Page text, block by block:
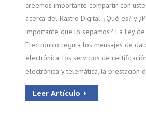
creemos importante compartir con
acerca del Rastro Digital: ¿Qué es? y
importante que lo sepamos? La Ley
Electrónico regula los mensajes de
electrónica, los servicios de
electrónica y telemática, la prestación
Leer Artículo